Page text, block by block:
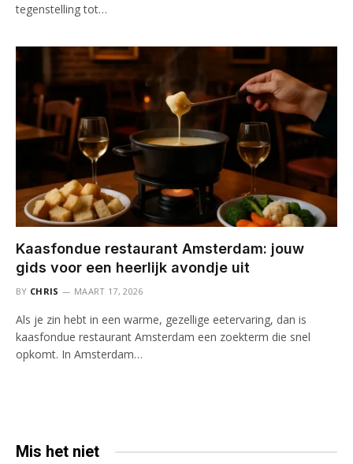
tegenstelling tot…
Kaasfondue restaurant Amsterdam: jouw
gids voor een heerlijk avondje uit
BY CHRIS MAART 17, 2026
Als je zin hebt in een warme, gezellige eetervaring, dan is
kaasfondue restaurant Amsterdam een zoekterm die snel
opkomt. In Amsterdam…
Mis het niet